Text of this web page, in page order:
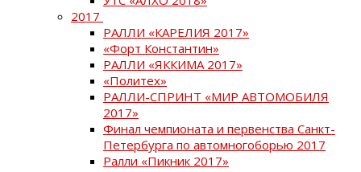
2017
РАЛЛИ «КАРЕЛИЯ 2017»
«Форт Константин»
РАЛЛИ «ЯККИМА 2017»
«Политех»
РАЛЛИ-СПРИНТ «МИР АВТОМОБИЛЯ
2017»
Финал чемпионата и первенства Санкт-
Петербурга по автомногоборью 2017
Ралли «Пикник 2017»